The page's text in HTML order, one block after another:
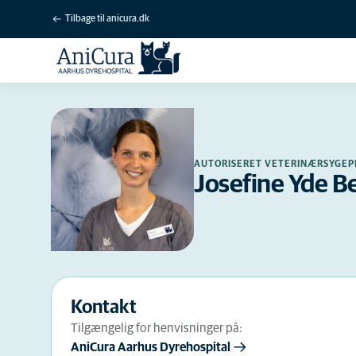
Tilbage til anicura.dk
AUTORISERET
Josefine Yde
Kontakt
Tilgængelig for henvisninger på:
AniCura Aarhus Dyrehospital